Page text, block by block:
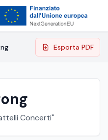
Esporta PDF
Concerti"